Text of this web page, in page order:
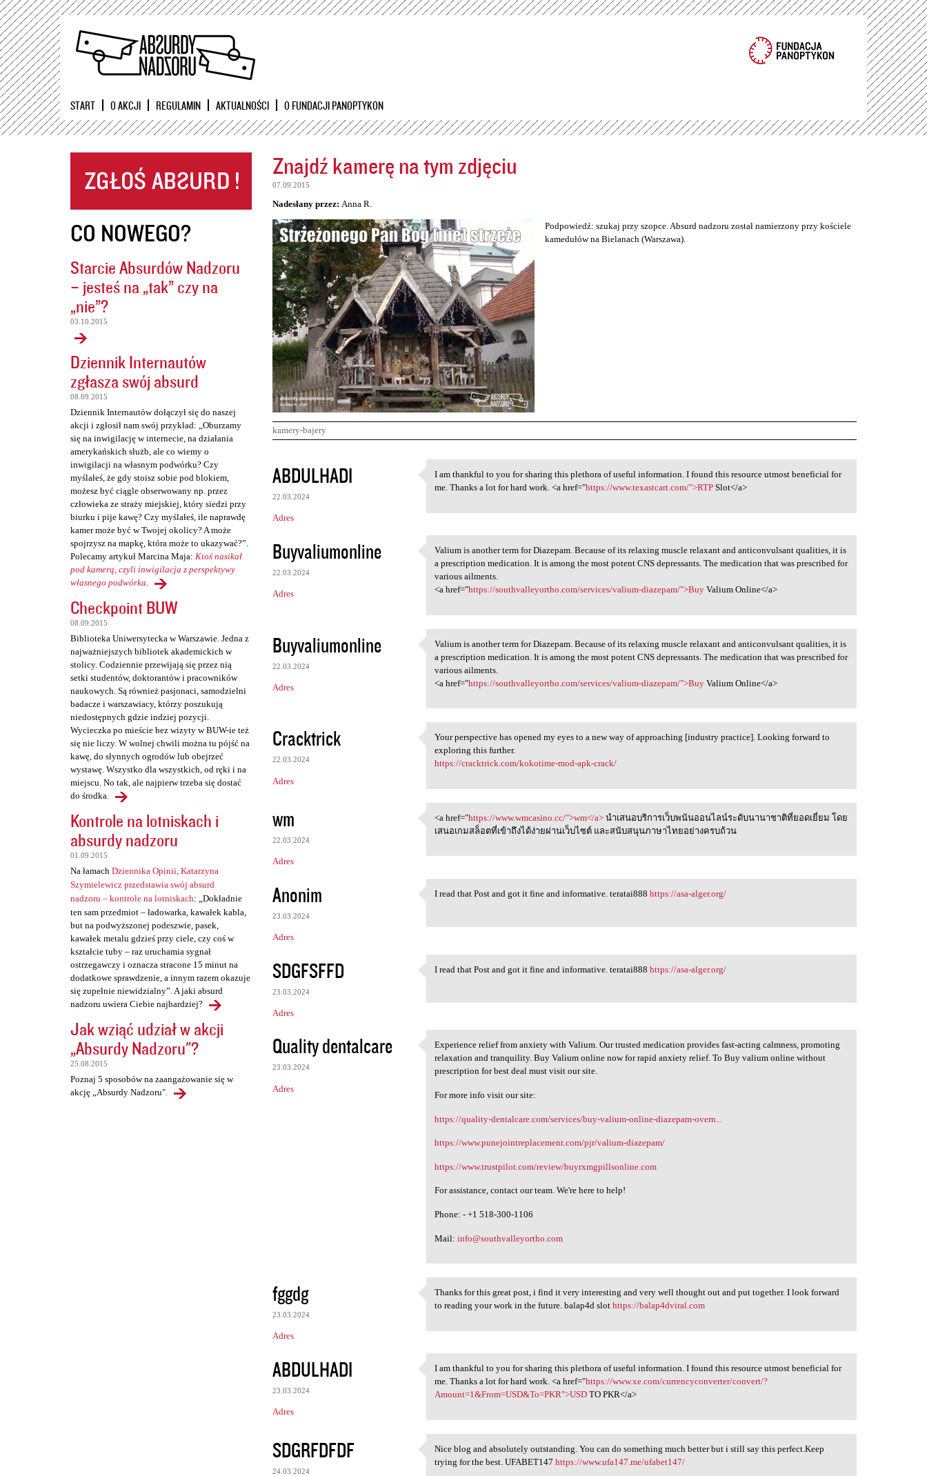
Przejdź
START O AKCJI REGULAMIN AKTUALNOŚCI O FUNDACJI PANOPTYKON
CO NOWEGO?
Starcie Absurdów Nadzoru
– jesteś na „tak” czy na
„nie”?
03.10.2015
Dziennik Internautów
zgłasza swój absurd
08.09.2015
Dziennik Internautów dołączył się do naszej
akcji i zgłosił nam swój przykład: „Oburzamy
się na inwigilację w internecie, na działania
amerykańskich służb, ale co wiemy o
inwigilacji na własnym podwórku? Czy
myślałeś, że gdy stoisz sobie pod blokiem,
możesz być ciągle obserwowany np. przez
człowieka ze straży miejskiej, który siedzi przy
biurku i pije kawę? Czy myślałeś, ile naprawdę
kamer może być w Twojej okolicy? A może
spojrzysz na mapkę, która może to ukazywać?”.
Polecamy artykuł Marcina Maja: Ktoś nasikał
pod kamerą, czyli inwigilacja z perspektywy
własnego podwórka.
Checkpoint BUW
08.09.2015
Biblioteka Uniwersytecka w Warszawie. Jedna z
najważniejszych bibliotek akademickich w
stolicy. Codziennie przewijają się przez nią
setki studentów, doktorantów i pracowników
naukowych. Są również pasjonaci, samodzielni
badacze i warszawiacy, którzy poszukują
niedostępnych gdzie indziej pozycji.
Wycieczka po mieście bez wizyty w BUW-ie też
się nie liczy. W wolnej chwili można tu pójść na
kawę, do słynnych ogrodów lub obejrzeć
wystawę. Wszystko dla wszystkich, od ręki i na
miejscu. No tak, ale najpierw trzeba się dostać
do środka.
Kontrole na lotniskach i
absurdy nadzoru
01.09.2015
Na łamach Dziennika Opinii, Katarzyna
Szymielewicz przedstawia swój absurd
nadzoru – kontrole na lotniskach: „Dokładnie
ten sam przedmiot – ładowarka, kawałek kabla,
but na podwyższonej podeszwie, pasek,
kawałek metalu gdzieś przy ciele, czy coś w
kształcie tuby – raz uruchamia sygnał
ostrzegawczy i oznacza stracone 15 minut na
dodatkowe sprawdzenie, a innym razem okazuje
się zupełnie niewidzialny”. A jaki absurd
nadzoru uwiera Ciebie najbardziej?
Jak wziąć udział w akcji
„Absurdy Nadzoru"?
25.08.2015
Poznaj 5 sposobów na zaangażowanie się w
akcję „Absurdy Nadzoru".
Znajdź kamerę na tym zdjęciu
07.09.2015
Nadesłany przez: Anna R.
Podpowiedź: szukaj przy szopce. Absurd nadzoru został namierzony przy kościele
kamedułów na Bielanach (Warszawa).
kamery-bajery
K
o
m
e
n
t
r
e
ABDULHADI
22.03.2024
Adres
I am thankful to you for
I am thankful to you for sharing this plethora of useful information. I found this resource utmost beneficial for
me. Thanks a lot for hard work. <a href="https://www.texastcart.com/">RTP Slot</a>
Buyvaliumonline
22.03.2024
Adres
Valium is another term for
Valium is another term for Diazepam. Because of its relaxing muscle relaxant and anticonvulsant qualities, it is
a prescription medication. It is among the most potent CNS depressants. The medication that was prescribed for
various ailments.
<a href="https://southvalleyortho.com/services/valium-diazepam/">Buy Valium Online</a>
Buyvaliumonline
22.03.2024
Adres
Valium is another term for
Valium is another term for Diazepam. Because of its relaxing muscle relaxant and anticonvulsant qualities, it is
a prescription medication. It is among the most potent CNS depressants. The medication that was prescribed for
various ailments.
<a href="https://southvalleyortho.com/services/valium-diazepam/">Buy Valium Online</a>
Cracktrick
22.03.2024
Adres
Your perspective has opened
Your perspective has opened my eyes to a new way of approaching [industry practice]. Looking forward to
exploring this further.
https://cracktrick.com/kokotime-mod-apk-crack/
wm
22.03.2024
Adres
<a href="https://www.wmcasino
<a href="https://www.wmcasino.cc/">wm</a> นำเสนอบริการเว็บพนันออนไลน์ระดับนานาชาติที่ยอดเยี่ยม โดย
เสนอเกมสล็อตที่เข้าถึงได้ง่ายผ่านเว็บไซต์ และสนับสนุนภาษาไทยอย่างครบถ้วน
Anonim
23.03.2024
Adres
I read that Post and got it
I read that Post and got it fine and informative. teratai888https://asa-alger.org/
SDGFSFFD
23.03.2024
Adres
I read that Post and got it
I read that Post and got it fine and informative. teratai888https://asa-alger.org/
Quality dentalcare
23.03.2024
Adres
Experience relief from
Experience relief from anxiety with Valium. Our trusted medication provides fast-acting calmness, promoting
relaxation and tranquility. Buy Valium online now for rapid anxiety relief. To Buy valium online without
prescription for best deal must visit our site.
For more info visit our site:
https://quality-dentalcare.com/services/buy-valium-online-diazepam-overn...
https://www.punejointreplacement.com/pjr/valium-diazepam/
https://www.trustpilot.com/review/buyrxmgpillsonline.com
For assistance, contact our team. We're here to help!
Phone: - +1 518-300-1106
Mail:info@southvalleyortho.com
fggdg
23.03.2024
Adres
Thanks for this great post, i
Thanks for this great post, i find it very interesting and very well thought out and put together. I look forward
to reading your work in the future. balap4d slothttps://balap4dviral.com
ABDULHADI
23.03.2024
Adres
I am thankful to you for
I am thankful to you for sharing this plethora of useful information. I found this resource utmost beneficial for
me. Thanks a lot for hard work. <a href="https://www.xe.com/currencyconverter/convert/?
Amount=1&From=USD&To=PKR">USD TO PKR</a>
SDGRFDFDF
24.03.2024
Nice blog and absolutely
Nice blog and absolutely outstanding. You can do something much better but i still say this perfect.Keep
trying for the best. UFABET147https://www.ufa147.me/ufabet147/